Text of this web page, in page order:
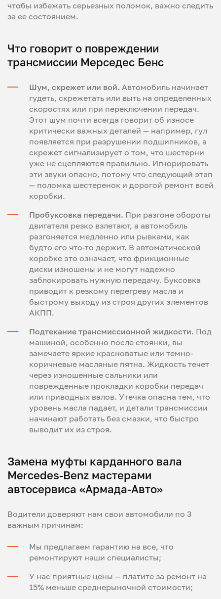
чтобы избежать серьезных поломок, важно следить
за ее состоянием.
Что говорит о повреждении
трансмиссии Мерседес Бенс
Шум, скрежет или вой. Автомобиль начинает
гудеть, скрежетать или выть на определенных
скоростях или при переключении передач.
Этот шум почти всегда говорит об износе
критически важных деталей — например, гул
появляется при разрушении подшипников, а
скрежет сигнализирует о том, что шестерни
уже не сцепляются правильно. Игнорировать
эти звуки опасно, потому что следующий этап
— поломка шестеренок и дорогой ремонт всей
коробки.
Пробуксовка передачи. При разгоне обороты
двигателя резко взлетают, а автомобиль
разгоняется медленно или рывками, как
будто его что-то держит. В автоматической
коробке это означает, что фрикционные
диски изношены и не могут надежно
заблокировать нужную передачу. Буксовка
приводит к резкому перегреву масла и
быстрому выходу из строя других элементов
АКПП.
Подтекание трансмиссионной жидкости. Под
машиной, особенно после стоянки, вы
замечаете яркие красноватые или темно-
коричневые масляные пятна. Жидкость течет
через изношенные сальники или
поврежденные прокладки коробки передач
или приводных валов. Утечка опасна тем, что
уровень масла падает, и детали трансмиссии
начинают работать без смазки, что быстро
выводит их из строя.
Замена муфты карданного вала
Mercedes-Benz мастерами
автосервиса «Армада-Авто»
Водители доверяют нам свои автомобили по 3
важным причинам:
Мы предлагаем гарантию на все, что
ремонтируют наши специалисты;
У нас приятные цены — платите за ремонт на
15% меньше среднерыночной стоимости;